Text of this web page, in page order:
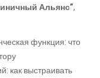
Альянс”,
функция: что
как выстраивать